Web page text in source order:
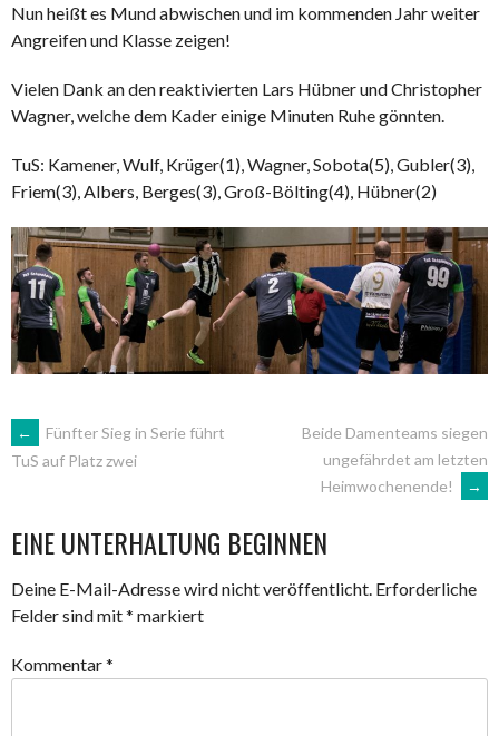
Nun heißt es Mund abwischen und im kommenden Jahr weiter
Angreifen und Klasse zeigen!
Vielen Dank an den reaktivierten Lars Hübner und Christopher
Wagner, welche dem Kader einige Minuten Ruhe gönnten.
TuS: Kamener, Wulf, Krüger(1), Wagner, Sobota(5), Gubler(3),
Friem(3), Albers, Berges(3), Groß-Bölting(4), Hübner(2)
ARTIKEL-
←
Fünfter Sieg in Serie führt
TuS auf Platz zwei
Beide Damenteams siegen
ungefährdet am letzten
Heimwochenende!
→
EINE UNTERHALTUNG BEGINNEN
Deine E-Mail-Adresse wird nicht veröffentlicht. Erforderliche
Felder sind mit* markiert
Kommentar*